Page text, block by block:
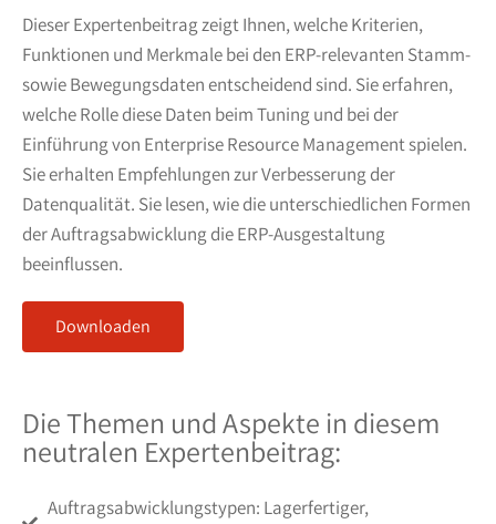
Dieser Expertenbeitrag zeigt Ihnen, welche Kriterien,
Funktionen und Merkmale bei den ERP-relevanten Stamm-
sowie Bewegungsdaten entscheidend sind. Sie erfahren,
welche Rolle diese Daten beim Tuning und bei der
Einführung von Enterprise Resource Management spielen.
Sie erhalten Empfehlungen zur Verbesserung der
Datenqualität. Sie lesen, wie die unterschiedlichen Formen
der Auftragsabwicklung die ERP-Ausgestaltung
beeinflussen.
Downloaden
Die Themen und Aspekte in diesem
neutralen Expertenbeitrag:
Auftragsabwicklungstypen: Lagerfertiger,